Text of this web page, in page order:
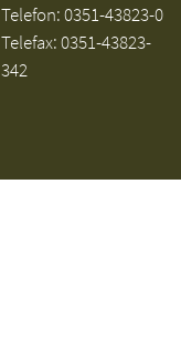
Telefon:0351-43823-0
Telefax: 0351-43823-
342